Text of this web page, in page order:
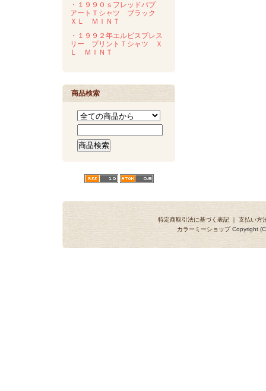
・１９９０ｓフレッドバブ
アートＴシャツ ブラック
ＸＬ ＭＩＮＴ
・１９９２年エルビスプレス
リー プリントＴシャツ Ｘ
Ｌ ＭＩＮＴ
商品検索
特定商取引法に基づく表記 ｜ 支払い方
カラーミーショップCopyright